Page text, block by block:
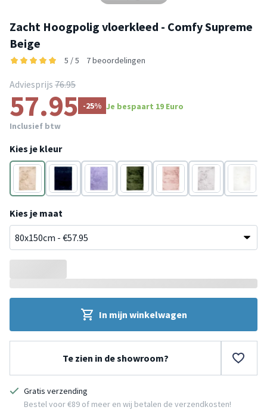
Zacht Hoogpolig vloerkleed - Comfy Supreme
Beige
5 / 5 7 beoordelingen
Adviesprijs 76.95
57.95 -25% Je bespaart 19 Euro
Inclusief btw
Kies je kleur
Beige Blauw Paars Groen Roze Grijs Wit
Kies je maat
In mijn winkelwagen
Te zien in de showroom?
Gratis verzending
Bestel voor €89 of meer en wij betalen de verzendkosten!